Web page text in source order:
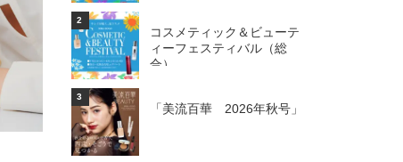
2
コスメティック＆ビューテ
ィーフェスティバル（総
合）
3
「美流百華 2026年秋号」